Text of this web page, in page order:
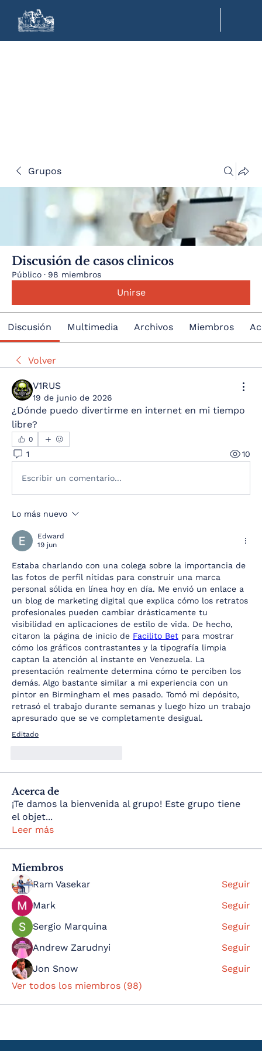
Grupos
Discusión de casos clinicos
Público · 98 miembros
Unirse
Discusión Multimedia Archivos Miembros
Volver
V1RUS
19 de junio de 2026
¿Dónde puedo divertirme en internet en mi tiempo
libre?
0
1 10
Escribir un comentario...
Lo más nuevo
Edward
19 jun
Estaba charlando con una colega sobre la importancia de
las fotos de perfil nítidas para construir una marca
personal sólida en línea hoy en día. Me envió un enlace a
un blog de marketing digital que explica cómo los retratos
profesionales pueden cambiar drásticamente tu
visibilidad en aplicaciones de estilo de vida. De hecho,
citaron la página de inicio de Facilito Bet para mostrar
cómo los gráficos contrastantes y la tipografía limpia
captan la atención al instante en Venezuela. La
presentación realmente determina cómo te perciben los
demás. Algo bastante similar a mi experiencia con un
pintor en Birmingham el mes pasado. Tomó mi depósito,
retrasó el trabajo durante semanas y luego hizo un trabajo
apresurado que se ve completamente desigual.
Editado
Acerca de
¡Te damos la bienvenida al grupo! Este grupo tiene
el objet...
Leer más
Miembros
Ram Vasekar
Seguir
Mark
Seguir
Sergio Marquina
Seguir
Andrew Zarudnyi
Seguir
Jon Snow
Seguir
Ver todos los miembros (98)